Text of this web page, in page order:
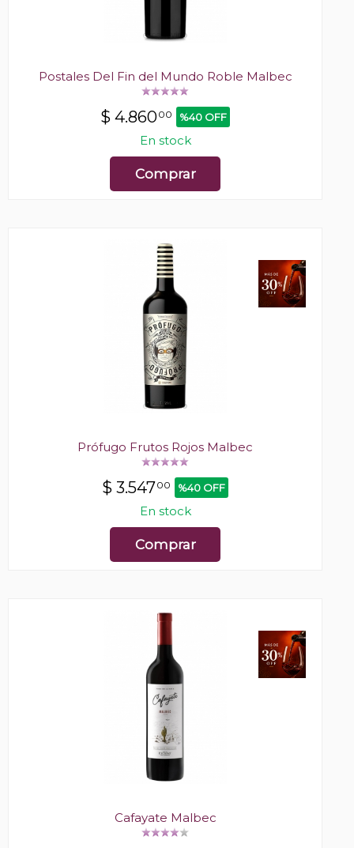
Postales Del Fin del Mundo Roble Malbec
$ 4.86000 %40 OFF
En stock
Comprar
Prófugo Frutos Rojos Malbec
$ 3.54700 %40 OFF
En stock
Comprar
Cafayate Malbec